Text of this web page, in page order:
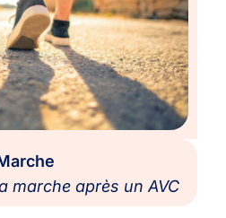
marche après un AVC